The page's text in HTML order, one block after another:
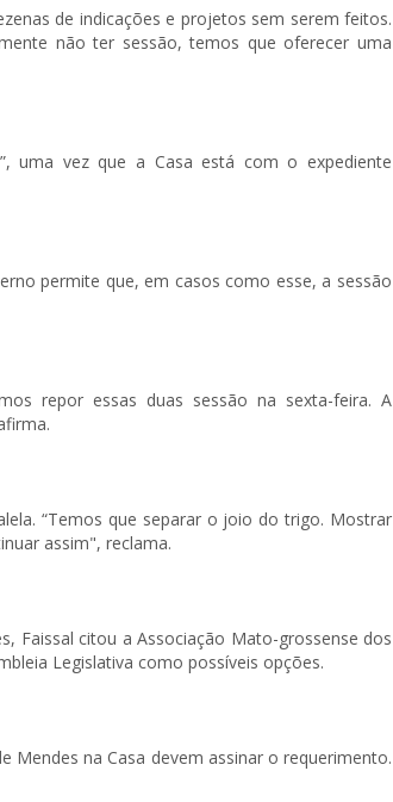
de indicações e projetos sem serem feitos.
não ter sessão, temos que oferecer uma
uma vez que a Casa está com o expediente
permite que, em casos como esse, a sessão
repor essas duas sessão na sexta-feira. A
“Temos que separar o joio do trigo. Mostrar
assim", reclama.
Faissal citou a Associação Mato-grossense dos
Legislativa como possíveis opções.
Mendes na Casa devem assinar o requerimento.